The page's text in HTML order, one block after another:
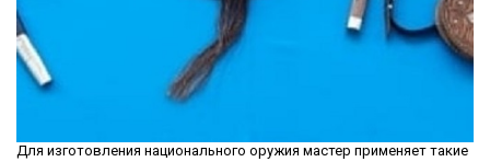
Для изготовления национального оружия мастер применяет такие